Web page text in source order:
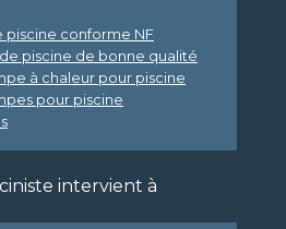
piscine conforme NF
piscine de bonne qualité
à chaleur pour piscine
pour piscine
intervient à